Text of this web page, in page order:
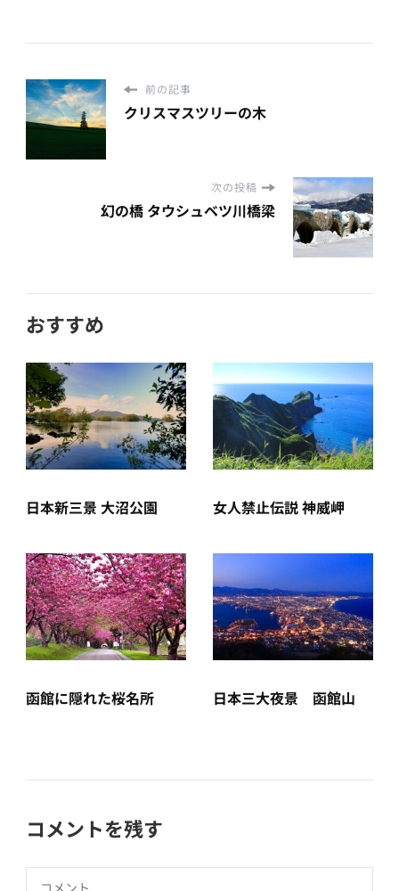
前の記事
クリスマスツリーの木
次の投稿
幻の橋 タウシュベツ川橋梁
おすすめ
日本新三景 大沼公園 女人禁止伝説 神威岬
函館に隠れた桜名所 日本三大夜景 函館山
コメントを残す